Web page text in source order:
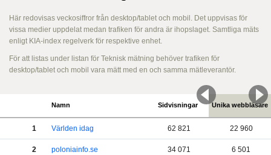
Här redovisas veckosiffror från desktop/tablet och mobil. Det uppvisas för
vissa medier uppdelat medan trafiken för andra är ihopslaget. Samtliga mäts
enligt KIA-index regelverk för respektive enhet.
För att listas under listan för Teknisk mätning behöver trafiken för
desktop/tablet och mobil vara mätt med en och samma mätleverantör.
Namn Sidvisningar Unika webbläsare
1 Världen idag 62 821 22 960
2 poloniainfo.se 34 071 6 501